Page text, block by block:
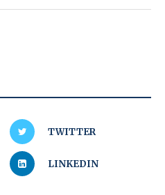
TWITTER
LINKEDIN